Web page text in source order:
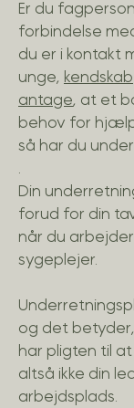
Er du
forbindelse
du er i kontakt
unge, kendskab
antage, at et
behov for
så har du
Din
forud for din
når du
sygeplejer.
og det
har pligten til
altså ikke din
arbejdsplads.